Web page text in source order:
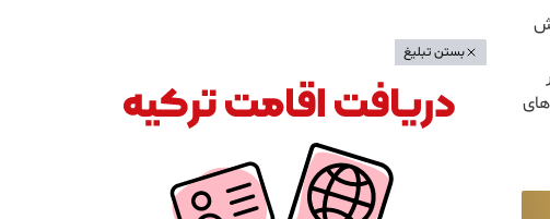
و ۸۲۲ نفر افزایش
استان‌های
بستن تبلیغ